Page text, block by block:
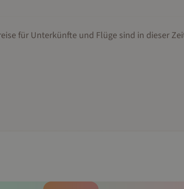
für Unterkünfte und Flüge sind in dieser